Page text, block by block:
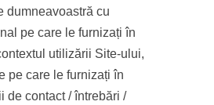
dumneavoastră cu
pe care le furnizați în
utilizării Site-ului,
pe care le furnizați în
de contact / întrebări /